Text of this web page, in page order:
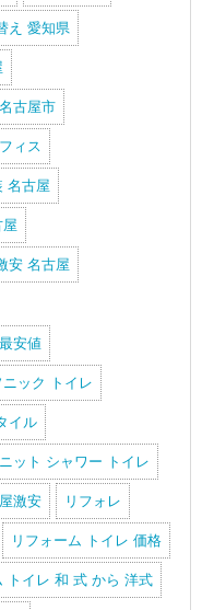
え 愛知県
古屋市
ィス
名古屋
屋
安 名古屋
安値
ック トイレ
イル
ット シャワー トイレ
激安 リフォレ
リフォーム トイレ 価格
トイレ 和 式 から 洋式